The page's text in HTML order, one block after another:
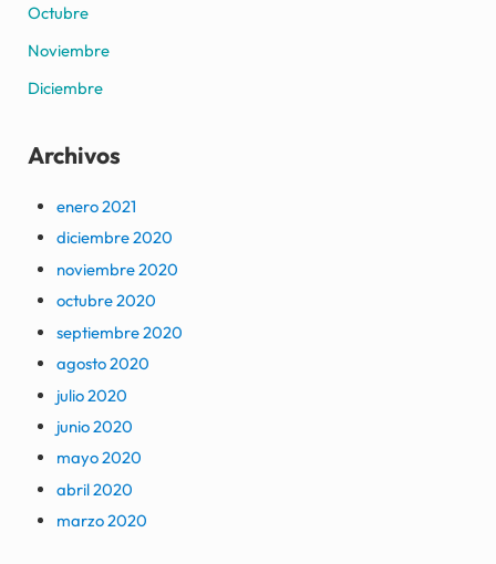
Octubre
Noviembre
Diciembre
Archivos
enero 2021
diciembre 2020
noviembre 2020
octubre 2020
septiembre 2020
agosto 2020
julio 2020
junio 2020
mayo 2020
abril 2020
marzo 2020